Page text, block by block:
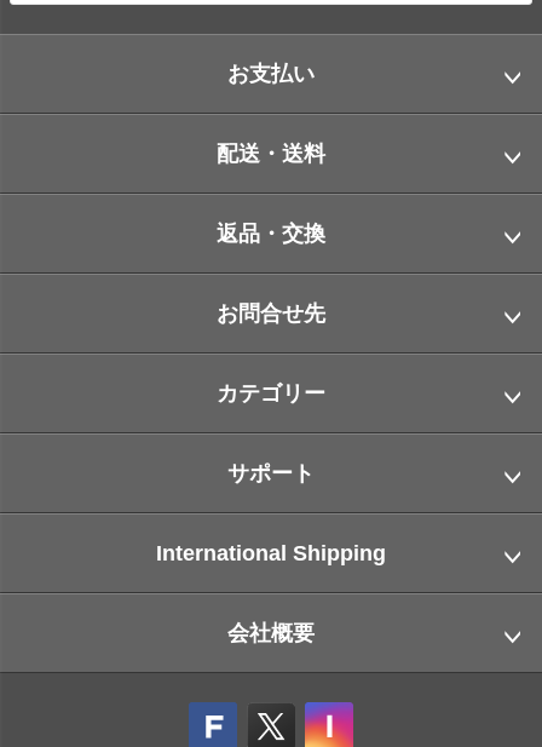
お支払い
配送・送料
返品・交換
お問合せ先
カテゴリー
サポート
International Shipping
会社概要